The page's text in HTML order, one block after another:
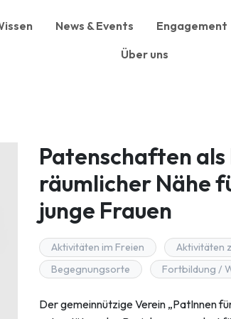
News & Events Engagement
Über uns
Patenschaften
räumlicher Nähe
junge Frauen
Aktivitäten im Freien Aktivitäten
Begegnungsorte
Fortbildung /
Der gemeinnützige Verein „PatInnen